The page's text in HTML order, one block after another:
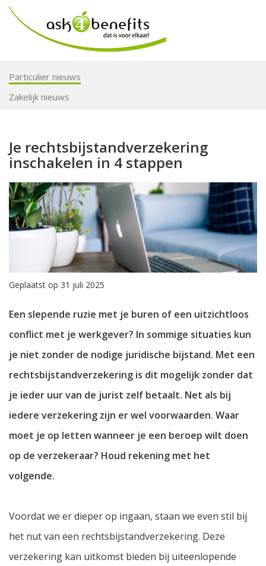
Particulier nieuws
Zakelijk nieuws
Je rechtsbijstandverzekering
inschakelen in 4 stappen
Geplaatst op 31 juli 2025
Een slepende ruzie met je buren of een uitzichtloos
conflict met je werkgever? In sommige situaties kun
je niet zonder de nodige juridische bijstand. Met een
rechtsbijstandverzekering is dit mogelijk zonder dat
je ieder uur van de jurist zelf betaalt. Net als bij
iedere verzekering zijn er wel voorwaarden. Waar
moet je op letten wanneer je een beroep wilt doen
op de verzekeraar? Houd rekening met het
volgende.
Voordat we er dieper op ingaan, staan we even stil bij
het nut van een rechtsbijstandverzekering. Deze
verzekering kan uitkomst bieden bij uiteenlopende